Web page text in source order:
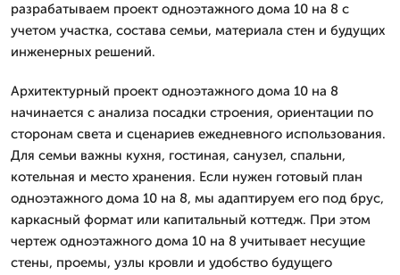
разрабатываем проект одноэтажного дома 10 на 8 с
учетом участка, состава семьи, материала стен и будущих
инженерных решений.
Архитектурный проект одноэтажного дома 10 на 8
начинается с анализа посадки строения, ориентации по
сторонам света и сценариев ежедневного использования.
Для семьи важны кухня, гостиная, санузел, спальни,
котельная и место хранения. Если нужен готовый план
одноэтажного дома 10 на 8, мы адаптируем его под брус,
каркасный формат или капитальный коттедж. При этом
чертеж одноэтажного дома 10 на 8 учитывает несущие
стены, проемы, узлы кровли и удобство будущего